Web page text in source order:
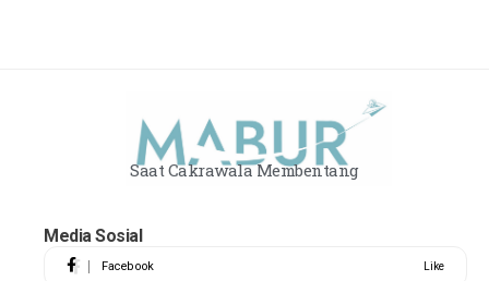
Saat Cakrawala Membentang
Media Sosial
Facebook Like